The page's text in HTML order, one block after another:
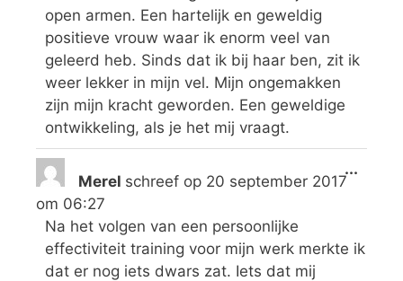
open armen. Een hartelijk en geweldig
positieve vrouw waar ik enorm veel van
geleerd heb. Sinds dat ik bij haar ben, zit ik
weer lekker in mijn vel. Mijn ongemakken
zijn mijn kracht geworden. Een geweldige
ontwikkeling, als je het mij vraagt.
Merel schreef op 20 september 2017
om 06:27
Na het volgen van een persoonlijke
effectiviteit training voor mijn werk merkte ik
dat er nog iets dwars zat. Iets dat mij
...